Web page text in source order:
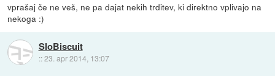
vprašaj če ne veš, ne pa dajat nekih trditev, ki direktno vplivajo na
nekoga :)
SloBiscuit
::23. apr 2014, 13:07